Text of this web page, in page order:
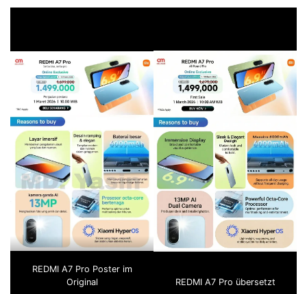
REDMI A7 Pro Poster im
Original
REDMI A7 Pro übersetzt